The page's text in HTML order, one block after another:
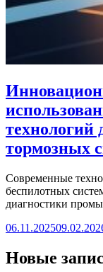
технологий
тормозных
Современные
беспилотных
диагностики
06.11.2025
Новые